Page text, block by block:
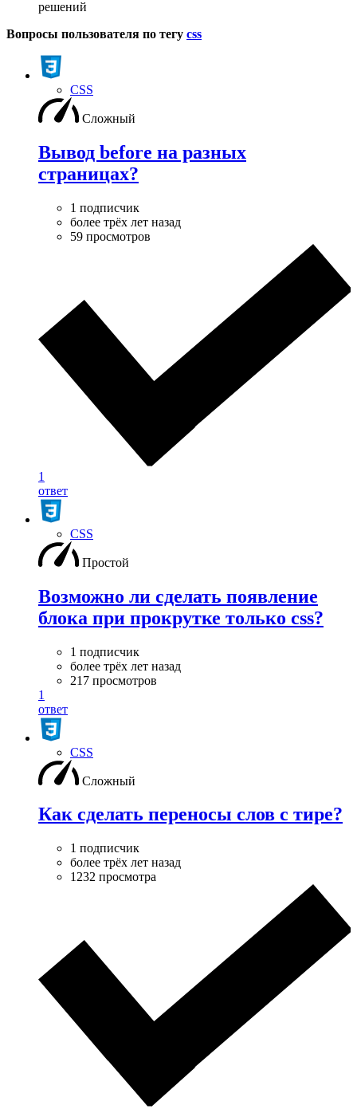
решений
Вопросы пользователя по тегу css
CSS
Сложный
Вывод before на разных
страницах?
1 подписчик
более трёх лет назад
59 просмотров
1
ответ
CSS
Простой
Возможно ли сделать появление
блока при прокрутке только css?
1 подписчик
более трёх лет назад
217 просмотров
1
ответ
CSS
Сложный
Как сделать переносы слов с тире?
1 подписчик
более трёх лет назад
1232 просмотра